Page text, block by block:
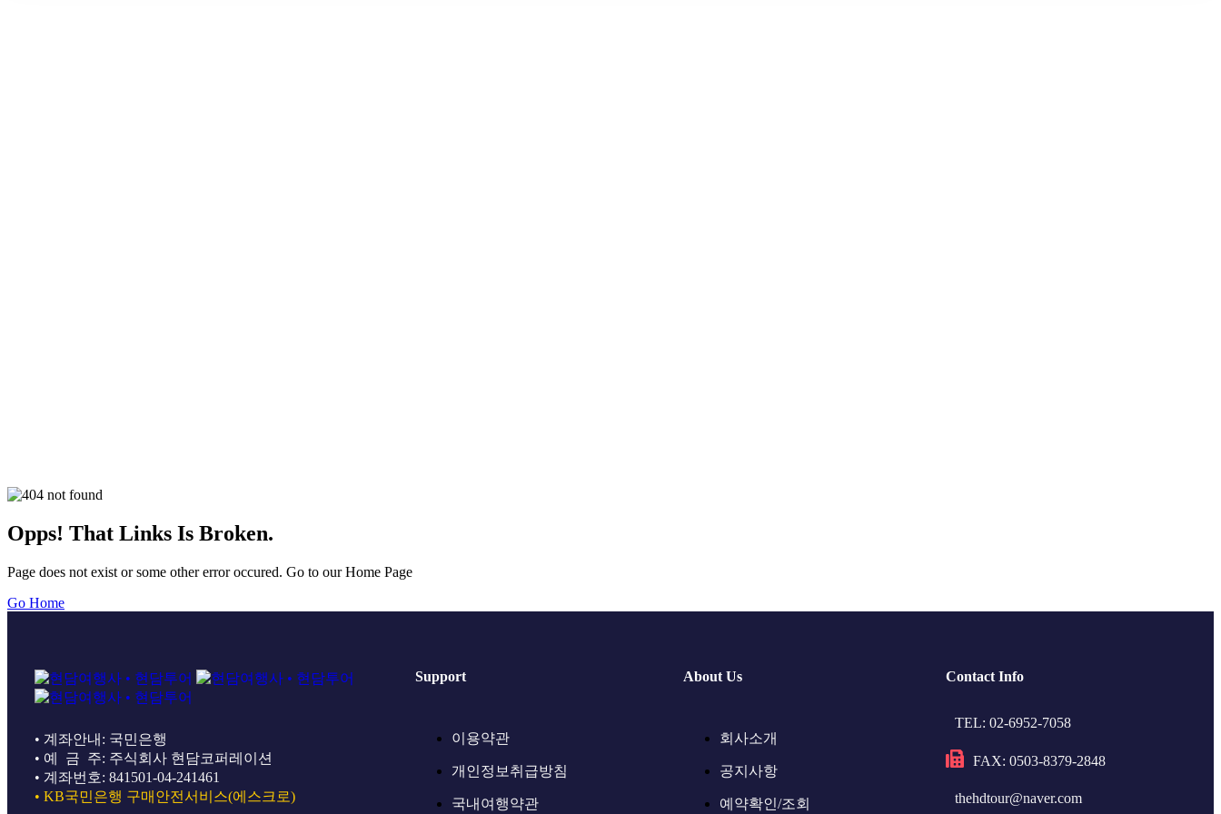
Opps! That Links Is Broken.
Page does not exist or some other error occured. Go to our Home Page
Go Home
• 계좌안내: 국민은행
• 예 금 주: 주식회사 현담코퍼레이션
• 계좌번호: 841501-04-241461
• KB국민은행 구매안전서비스(에스크로)
Support
이용약관
개인정보취급방침
국내여행약관
About Us
회사소개
공지사항
예약확인/조회
Contact Info
TEL: 02-6952-7058
FAX: 0503-8379-2848
thehdtour@naver.com